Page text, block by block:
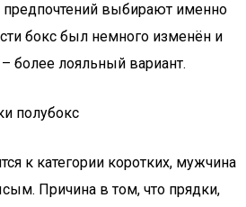
предпочтений выбирают именно
бокс был немного изменён и
более лояльный вариант.
полубокс
к категории коротких, мужчина
Причина в том, что прядки,